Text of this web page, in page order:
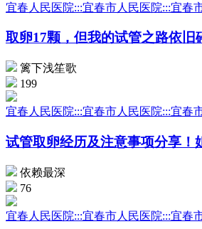
宜春人民医院:::宜春市人民医院:::宜春
取卵17颗，但我的试管之路依旧
篱下浅笙歌
199
宜春人民医院:::宜春市人民医院:::宜春
试管取卵经历及注意事项分享！
依赖最深
76
宜春人民医院:::宜春市人民医院:::宜春